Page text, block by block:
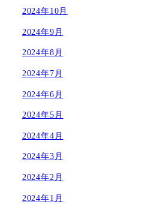
2024年10月
2024年9月
2024年8月
2024年7月
2024年6月
2024年5月
2024年4月
2024年3月
2024年2月
2024年1月